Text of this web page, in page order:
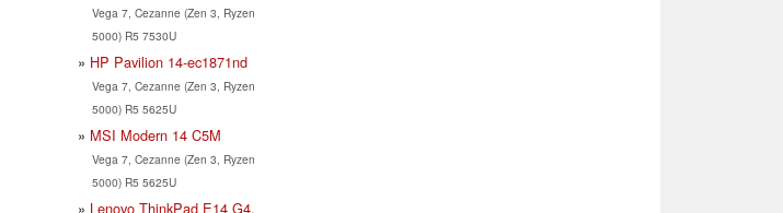
Vega 7, Cezanne (Zen 3, Ryzen
5000) R5 7530U
HP Pavilion 14-ec1871nd
Vega 7, Cezanne (Zen 3, Ryzen
5000) R5 5625U
MSI Modern 14 C5M
Vega 7, Cezanne (Zen 3, Ryzen
5000) R5 5625U
Lenovo ThinkPad E14 G4,